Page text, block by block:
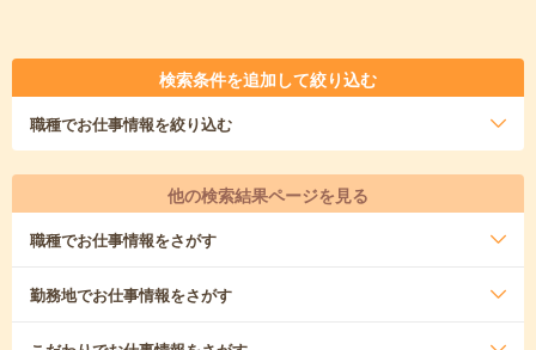
検索条件を追加して絞り込む
職種でお仕事情報を絞り込む
他の検索結果ページを見る
職種でお仕事情報をさがす
勤務地でお仕事情報をさがす